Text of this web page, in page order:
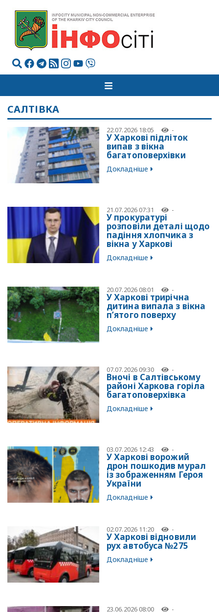
САЛТІВКА
22.07.2026 18:05 -
У Харкові підліток
випав з вікна
багатоповерхівки
Докладніше
21.07.2026 07:31 -
У прокуратурі
розповіли деталі щодо
падіння хлопчика з
вікна у Харкові
Докладніше
20.07.2026 08:01 -
У Харкові трирічна
дитина випала з вікна
п’ятого поверху
Докладніше
07.07.2026 09:30 -
Вночі в Салтівському
районі Харкова горіла
багатоповерхівка
Докладніше
03.07.2026 12:43 -
У Харкові ворожий
дрон пошкодив мурал
із зображенням Героя
України
Докладніше
02.07.2026 11:20 -
У Харкові відновили
рух автобуса №275
Докладніше
23.06.2026 08:00 -